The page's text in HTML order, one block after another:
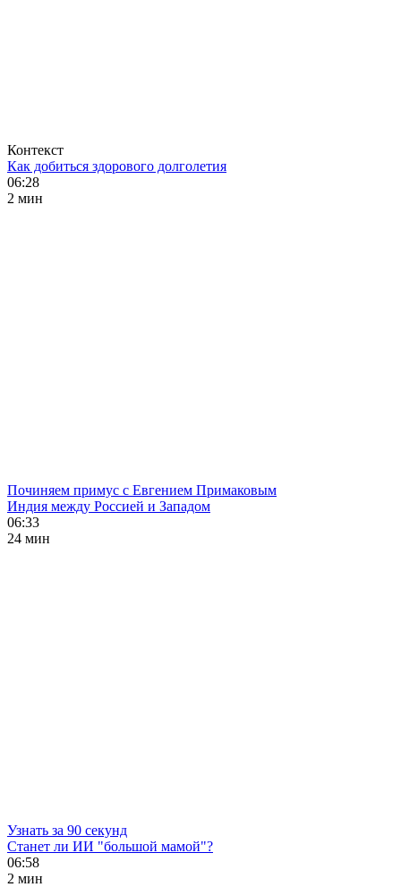
Контекст
Как добиться здорового долголетия
06:28
2 мин
Починяем примус с Евгением Примаковым
Индия между Россией и Западом
06:33
24 мин
Узнать за 90 секунд
Станет ли ИИ "большой мамой"?
06:58
2 мин